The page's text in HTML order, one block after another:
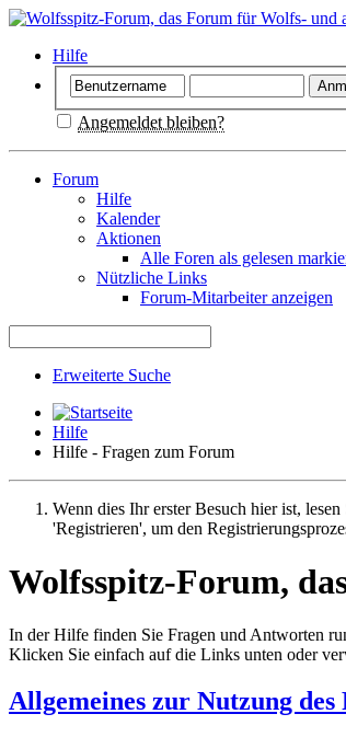
Hilfe
Angemeldet bleiben?
Forum
Hilfe
Kalender
Aktionen
Alle Foren als gelesen
Nützliche Links
Forum-Mitarbeiter anzeigen
Erweiterte Suche
Hilfe
Hilfe - Fragen zum Forum
Wenn dies Ihr erster Besuch hier ist,
'Registrieren', um den
Wolfsspitz-Forum,
In der Hilfe finden Sie Fragen und Antworten
Klicken Sie einfach auf die Links unten oder
Allgemeines zur Nutzung des